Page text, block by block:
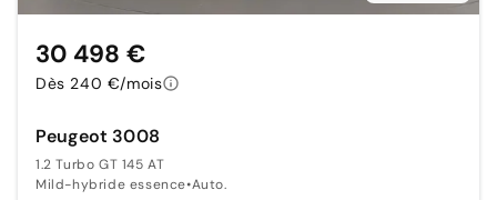
Peugeot 3008
1.2 Turbo GT 145 AT
Mild-hybride essence•Auto.
30 498 €
Dès 240 €/mois